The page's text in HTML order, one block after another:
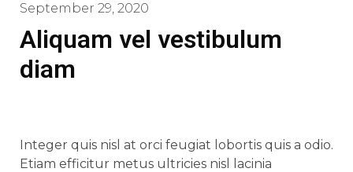
September 29, 2020
Aliquam vel vestibulum
diam
Integer quis nisl at orci feugiat lobortis quis a odio.
Etiam efficitur metus ultricies nisl lacinia